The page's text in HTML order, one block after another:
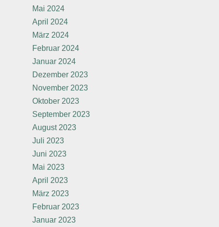
Mai 2024
April 2024
März 2024
Februar 2024
Januar 2024
Dezember 2023
November 2023
Oktober 2023
September 2023
August 2023
Juli 2023
Juni 2023
Mai 2023
April 2023
März 2023
Februar 2023
Januar 2023